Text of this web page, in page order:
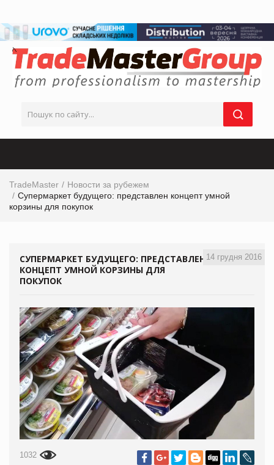
TradeMaster
Новости за рубежем
Супермаркет будущего: представлен концепт умной
корзины для покупок
14 грудня 2016
СУПЕРМАРКЕТ БУДУЩЕГО: ПРЕДСТАВЛЕН
КОНЦЕПТ УМНОЙ КОРЗИНЫ ДЛЯ
ПОКУПОК
1032